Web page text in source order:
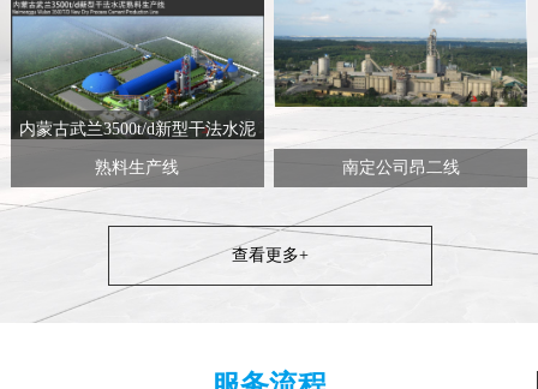
内蒙古武兰3500t/d新型干法水泥
熟料生产线 南定公司昂二线
查看更多+